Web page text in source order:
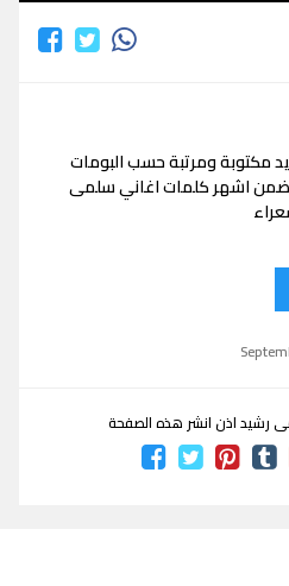
مكتوبة ومرتبة حسب البومات
اشهر كلمات اغاني سلمى
رشيد اذن انشر هذه الصفحة